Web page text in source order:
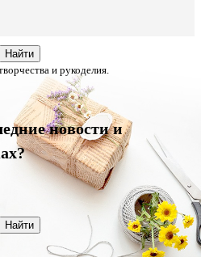
Найти
и рукоделия.
новости и
Найти